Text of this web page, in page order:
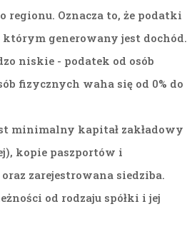
regionu. Oznacza to, że podatki
generowany jest dochód.
niskie - podatek od osób
fizycznych waha się od 0% do
minimalny kapitał zakładowy
kopie paszportów i
zarejestrowana siedziba.
od rodzaju spółki i jej